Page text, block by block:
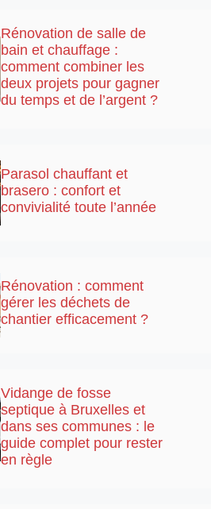
Rénovation de salle de
bain et chauffage :
comment combiner les
deux projets pour gagner
du temps et de l’argent ?
Parasol chauffant et
brasero : confort et
convivialité toute l’année
Rénovation : comment
gérer les déchets de
chantier efficacement ?
Vidange de fosse
septique à Bruxelles et
dans ses communes : le
guide complet pour rester
en règle